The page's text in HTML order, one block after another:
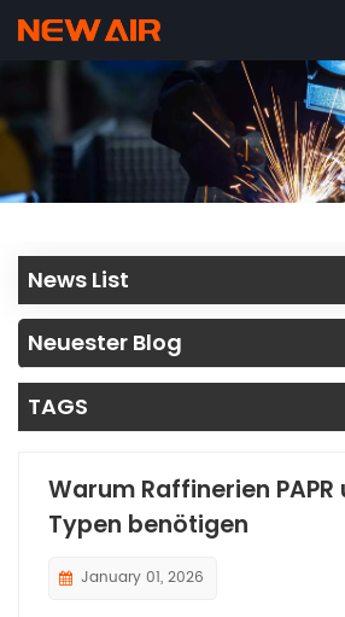
News List
Neuester Blog
TAGS
Warum Raffinerien
Typen benötigen
January 01, 2026